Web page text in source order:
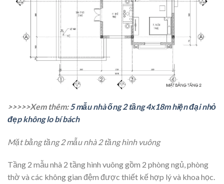
>>>>>Xem thêm:5 mẫu nhà ống 2 tầng 4x18m hiện đại nhỏ
đẹp không lo bí bách
Mặt bằng tầng 2 mẫu nhà 2 tầng hình vuông
Tầng 2 mẫu nhà 2 tầng hình vuông gồm 2 phòng ngủ, phòng
thờ và các không gian đệm được thiết kế hợp lý và khoa học.